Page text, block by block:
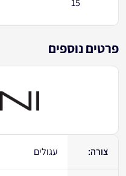
15
פרטים נוספים
צורה: עגולים